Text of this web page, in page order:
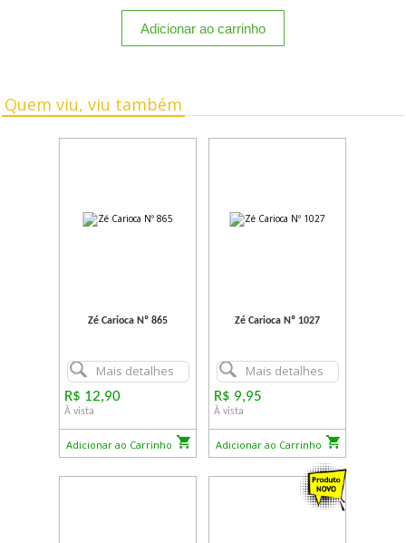
Quem viu, viu também
Zé Carioca Nº 865
Mais detalhes
R$ 12,90
À vista
Adicionar ao Carrinho
Zé Carioca Nº 1027
Mais detalhes
R$ 9,95
À vista
Adicionar ao Carrinho